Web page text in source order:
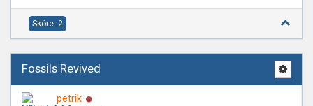
Skóre: 2
Fossils Revived
petrik